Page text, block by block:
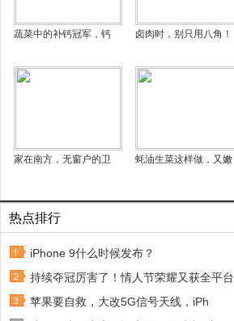
蔬菜中的补钙冠军，钙 卤肉时，别只用八角！
家在南方，无窗户的卫 蚝油生菜这样做，又嫩
热点排行
iPhone 9什么时候发布？
持续夺冠厉害了！情人节荣耀又获全平台
苹果要自救，大改5G信号天线，iPh